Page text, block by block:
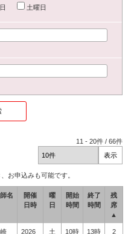
土曜日
11 -20件 /66件
お申込みも可能です。
名
開催
日時
曜
日
開始
時間
終了
時間
残
席
▲
2026
土
10時
13時
2